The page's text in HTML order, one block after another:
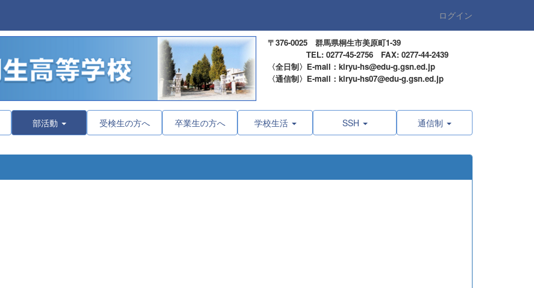
ログイン
〒376-0025 群馬県桐生市美原町1-39
TEL: 0277-45-2756 FAX: 0277-44-2439
〈全日制〉E-mail：kiryu-hs@edu-g.gsn.ed.jp
〈通信制〉E-mail：kiryu-hs07@edu-g.gsn.ed.jp
部活動 受検生の方へ 卒業生の方へ 学校生活 SSH 通信制